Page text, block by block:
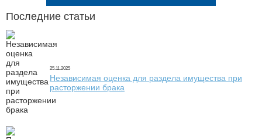
Последние статьи
25.11.2025
Независимая оценка для раздела имущества при
расторжении брака